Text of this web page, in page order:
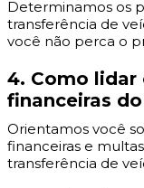
Determinamos os
transferência de
você não perca o
4. Como lidar
financeiras
Orientamos você
financeiras e
transferência de